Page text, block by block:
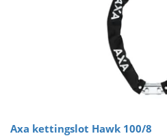
Axa kettingslot Hawk 100/8